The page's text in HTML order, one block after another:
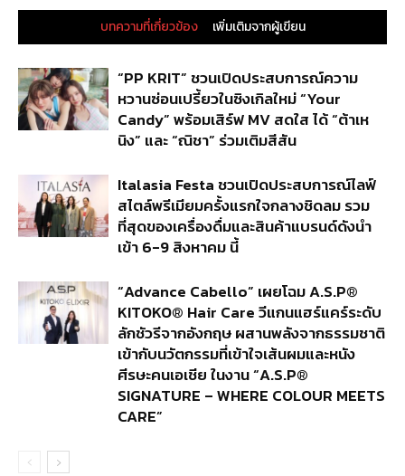
บทความที่เกี่ยวข้อง เพิ่มเติมจากผู้เขียน
“PP KRIT” ชวนเปิดประสบการณ์ความ
หวานซ่อนเปรี้ยวในซิงเกิลใหม่ “Your
Candy” พร้อมเสิร์ฟ MV สดใส ได้ “ต้าเห
นิง” และ “ณิชา” ร่วมเติมสีสัน
Italasia Festa ชวนเปิดประสบการณ์ไลฟ์
สไตล์พรีเมียมครั้งแรกใจกลางชิดลม รวม
ที่สุดของเครื่องดื่มและสินค้าแบรนด์ดังนำ
เข้า 6-9 สิงหาคม นี้
“Advance Cabello” เผยโฉม A.S.P®
KITOKO® Hair Care วีแกนแฮร์แคร์ระดับ
ลักชัวรีจากอังกฤษ ผสานพลังจากธรรมชาติ
เข้ากับนวัตกรรมที่เข้าใจเส้นผมและหนัง
ศีรษะคนเอเชีย ในงาน “A.S.P®
SIGNATURE – WHERE COLOUR MEETS
CARE”